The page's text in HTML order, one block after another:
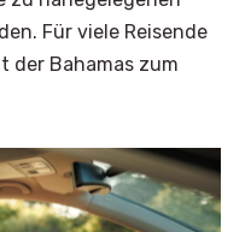
Für viele Reisende
der Bahamas zum